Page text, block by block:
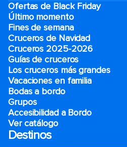
Ofertas de Black Friday
Último momento
Fines de semana
Cruceros de Navidad
Cruceros 2025-2026
Guías de cruceros
Los cruceros más grandes
Vacaciones en familia
Bodas a bordo
Grupos
Accesibilidad a Bordo
Ver catálogo
Destinos